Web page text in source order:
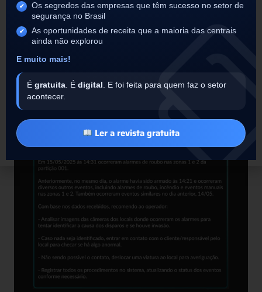
Você pode gostar:Como Segware SIGMA foi decisivo
para evitar mais um sinistro e salvar um projeto da
IOTI.
Monitoramento Inteligente com
SIGMA AI
Os segredos das empresas que têm sucesso no setor de
segurança no Brasil
As oportunidades de receita que a maioria das centrais
ainda não explorou
E muito mais!
É gratuita. É digital . E foi feita para quem faz o setor
acontecer.
Ler a revista gratuita